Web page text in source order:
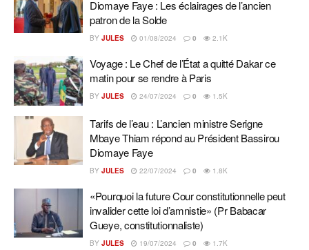
Diomaye Faye : Les éclairages de l’ancien
patron de la Solde
BY JULES 01/08/2024 0 2.1K
Voyage : Le Chef de l’État a quitté Dakar ce
matin pour se rendre à Paris
BY JULES 24/07/2024 0 1.5K
Tarifs de l’eau : L’ancien ministre Serigne
Mbaye Thiam répond au Président Bassirou
Diomaye Faye
BY JULES 22/07/2024 0 1.8K
«Pourquoi la future Cour constitutionnelle peut
invalider cette loi d’amnistie» (Pr Babacar
Gueye, constitutionnaliste)
BY JULES 19/07/2024 0 1.7K